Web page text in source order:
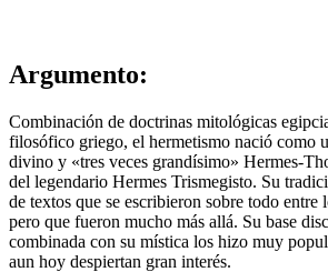
Argumento:
Combinación de doctrinas mitológicas
filosófico griego, el hermetismo nació como
divino y «tres veces grandísimo» Hermes-
del legendario Hermes Trismegisto. Su
de textos que se escribieron sobre todo
pero que fueron mucho más allá. Su base
combinada con su mística los hizo muy
aun hoy despiertan gran interés.